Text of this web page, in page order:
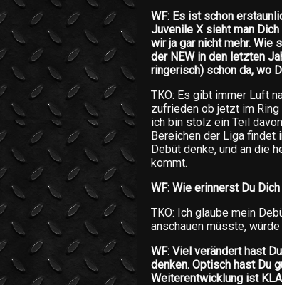
WF: Es ist schon
Juvenile X sieht man
wir ja gar nicht mehr. Wie
der NEW in den letzten
ringerisch) schon da, wo
TKO: Es gibt immer Luft
zufrieden ob jetzt im Ring
ich bin stolz ein Teil
Bereichen der Liga findet
Debüt denke, und an die
kommt.
WF: Wie erinnerst Du
TKO: Ich glaube mein
anschauen müsste,
WF: Viel verändert hast
denken. Optisch hast Du
Weiterentwicklung ist